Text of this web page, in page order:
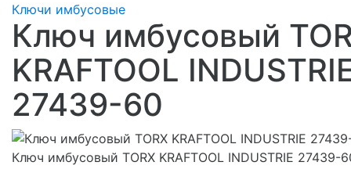
Ключи имбусовые
Ключ имбусовый
KRAFTOOL
27439-60
Ключ имбусовый TORX KRAFTOOL INDUSTRIE 27439-